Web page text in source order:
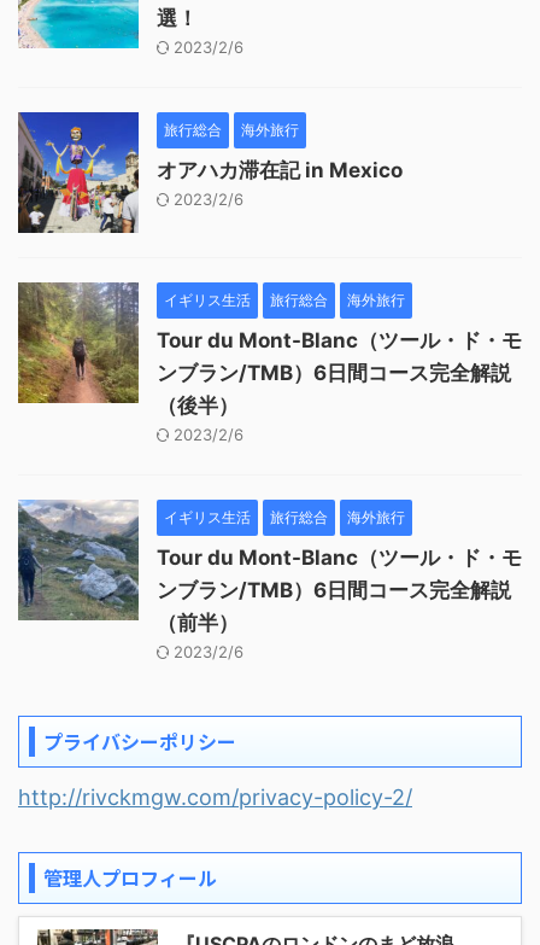
選！
2023/2/6
旅行総合 海外旅行
オアハカ滞在記 in Mexico
2023/2/6
イギリス生活 旅行総合 海外旅行
Tour du Mont-Blanc（ツール・ド・モ
ンブラン/TMB）6日間コース完全解説
（後半）
2023/2/6
イギリス生活 旅行総合 海外旅行
Tour du Mont-Blanc（ツール・ド・モ
ンブラン/TMB）6日間コース完全解説
（前半）
2023/2/6
プライバシーポリシー
http://rivckmgw.com/privacy-policy-2/
管理人プロフィール